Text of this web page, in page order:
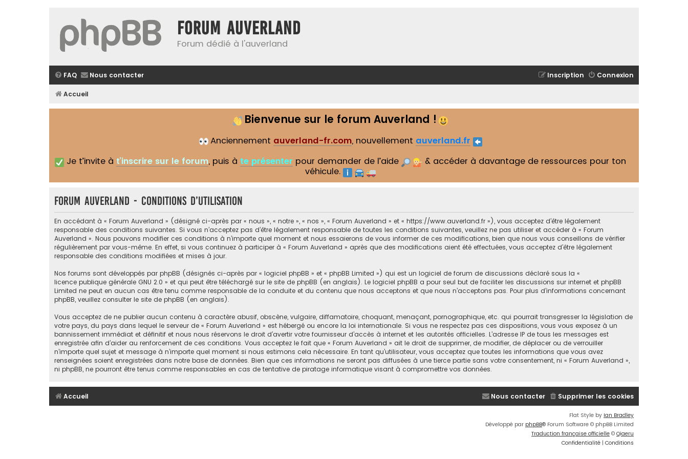
Forum Auverland
Forum dédié à l'auverland
FAQ Nous contacter Connexion
Inscription
Accueil
Bienvenue sur le forum Auverland !
Anciennement auverland-fr.com, nouvellement auverland.fr
Je t’invite à t’inscrire sur le forum, puis à te présenter pour demander de l’aide
& accéder à davantage de ressources pour ton
véhicule.
Forum Auverland - Conditions d’utilisation
En accédant à « Forum Auverland » (désigné ci-après par « nous », « notre », « nos », « Forum Auverland » et « https://www.auverland.fr »), vous acceptez d’être légalement
responsable des conditions suivantes. Si vous n’acceptez pas d’être légalement responsable de toutes les conditions suivantes, veuillez ne pas utiliser et accéder à « Forum
Auverland ». Nous pouvons modifier ces conditions à n’importe quel moment et nous essaierons de vous informer de ces modifications, bien que nous vous conseillons de vérifier
régulièrement par vous-même. En effet, si vous continuez à participer à « Forum Auverland » après que des modifications aient été effectuées, vous acceptez d’être légalement
responsable des conditions modifiées et mises à jour.
Nos forums sont développés par phpBB (désignés ci-après par « logiciel phpBB » et « phpBB Limited ») qui est un logiciel de forum de discussions déclaré sous la «
licence publique générale GNU 2.0 » et qui peut être téléchargé sur le site de phpBB (en anglais). Le logiciel phpBB a pour seul but de faciliter les discussions sur internet et phpBB
Limited ne peut en aucun cas être tenu comme responsable de la conduite et du contenu que nous acceptons et que nous n’acceptons pas. Pour plus d’informations concernant
phpBB, veuillez consulter le site de phpBB (en anglais).
Vous acceptez de ne publier aucun contenu à caractère abusif, obscène, vulgaire, diffamatoire, choquant, menaçant, pornographique, etc. qui pourrait transgresser la législation de
votre pays, du pays dans lequel le serveur de « Forum Auverland » est hébergé ou encore la loi internationale. Si vous ne respectez pas ces dispositions, vous vous exposez à un
bannissement immédiat et définitif et nous nous réservons le droit d’avertir votre fournisseur d’accès à internet et les autorités officielles. L’adresse IP de tous les messages est
enregistrée afin d’aider au renforcement de ces conditions. Vous acceptez le fait que « Forum Auverland » ait le droit de supprimer, de modifier, de déplacer ou de verrouiller
n’importe quel sujet et message à n’importe quel moment si nous estimons cela nécessaire. En tant qu’utilisateur, vous acceptez que toutes les informations que vous avez
renseignées soient enregistrées dans notre base de données. Bien que ces informations ne seront pas diffusées à une tierce partie sans votre consentement, ni « Forum Auverland »,
ni phpBB, ne pourront être tenus comme responsables en cas de tentative de piratage informatique visant à compromettre vos données.
Accueil Supprimer les cookies
Nous contacter
Flat Style by Ian Bradley
Développé par phpBB® Forum Software © phpBB Limited
Traduction française officielle © Qiaeru
Confidentialité | Conditions